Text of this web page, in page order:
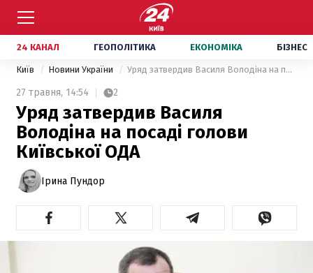
24 КАНАЛ ГЕОПОЛІТИКА ЕКОНОМІКА БІЗНЕС
Київ Новини України ​Уряд затвердив Василя Володіна на посаді голови Київської ОДА
27 травня, 14:54 2
​Уряд затвердив Василя
Володіна на посаді голови
Київської ОДА
Ірина Пундор